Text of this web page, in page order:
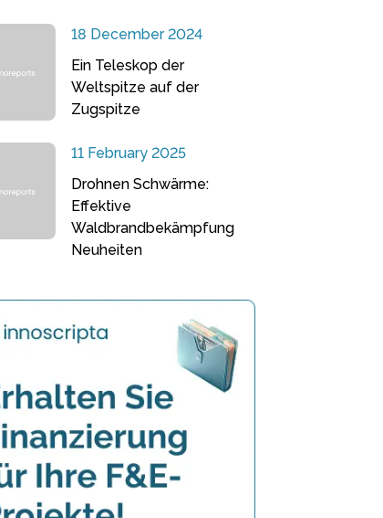
18 December 2024
Ein Teleskop der
Weltspitze auf der
Zugspitze
11 February 2025
Drohnen Schwärme:
Effektive
Waldbrandbekämpfung
Neuheiten